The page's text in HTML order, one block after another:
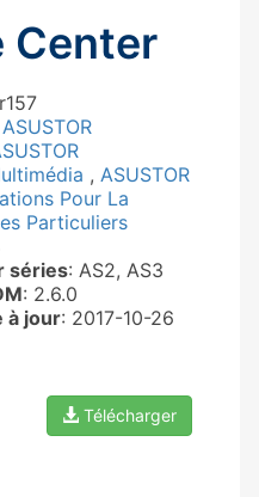
Center
ASUSTOR
, ASUSTOR
Pour La
Particuliers
séries: AS2, AS3
: 2.6.0
à jour: 2017-10-26
Télécharger